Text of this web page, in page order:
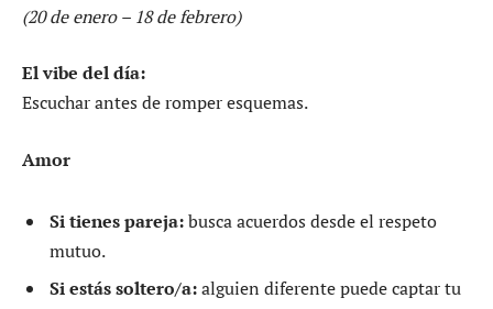
(20 de enero – 18 de febrero)
El vibe del día:
Escuchar antes de romper esquemas.
Amor
Si tienes pareja:busca acuerdos desde el respeto
mutuo.
Si estás soltero/a:alguien diferente puede captar tu